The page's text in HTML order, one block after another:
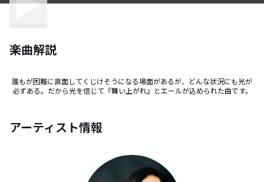
楽曲解説
誰もが困難に直面してくじけそうになる場面があるが、どんな状況にも光が
必ずある。だから光を信じて『舞い上がれ』とエールが込められた曲です。
アーティスト情報